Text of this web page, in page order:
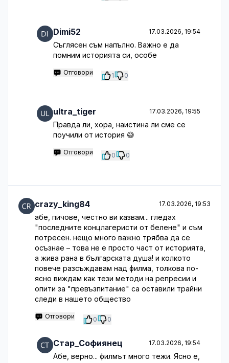
Dimi52 17.03.2026, 19:54
Съглясен съм напълно. Важно е да
помним историята си, особе
Отговори 1 0
ultra_tiger 17.03.2026, 19:55
Правда ли, хора, наистина ли сме се
поучили от история 😅
Отговори 0 0
crazy_king84 17.03.2026, 19:53
абе, пичове, честно ви казвам... гледах
"последните концлагеристи от белене" и съм
потресен. нещо много важно трябва да се
осъзнае – това не е просто част от историята,
а жива рана в българската душа! и колкото
повече разсъждавам над филма, толкова по-
ясно виждам как тези методи на репресии и
опити за "превъзпитание" са оставили трайни
следи в нашето общество
Отговори 0 0
Стар_Софиянец 17.03.2026, 19:54
Абе, верно... филмът много тежи. Ясно е,